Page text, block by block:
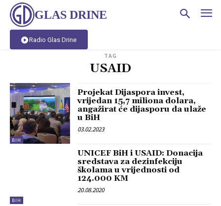
GLAS DRINE
Radio Glas Drine
TAG
USAID
BIH
Projekat Dijaspora invest,
vrijedan 15,7 miliona dolara,
angažirat će dijasporu da ulaže
u BiH
03.02.2023
BIH
UNICEF BiH i USAID: Donacija
sredstava za dezinfekciju
školama u vrijednosti od
124.000 KM
20.08.2020